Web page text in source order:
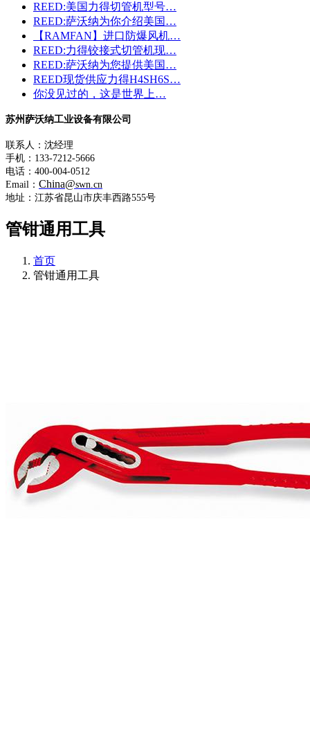
REED:美国力得切管机型号…
REED:萨沃纳为你介绍美国…
【RAMFAN】进口防爆风机…
REED:力得铰接式切管机现…
REED:萨沃纳为您提供美国…
REED现货供应力得H4SH6S…
你没见过的，这是世界上…
苏州萨沃纳工业设备有限公司
联系人：沈经理
手机：133-7212-5666
电话：400-004-0512
Email： China@swn.cn
地址：江苏省昆山市庆丰西路555号
管钳通用工具
首页
管钳通用工具